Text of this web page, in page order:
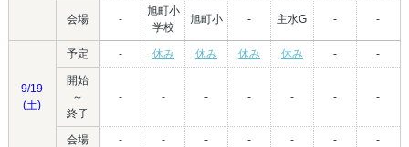
会場 -
旭町小
学校
旭町小 - 主水G - -
9/19
(土)
予定 - 休み 休み 休み 休み - -
開始
～
終了
- - - - - - -
会場 - - - - - - -